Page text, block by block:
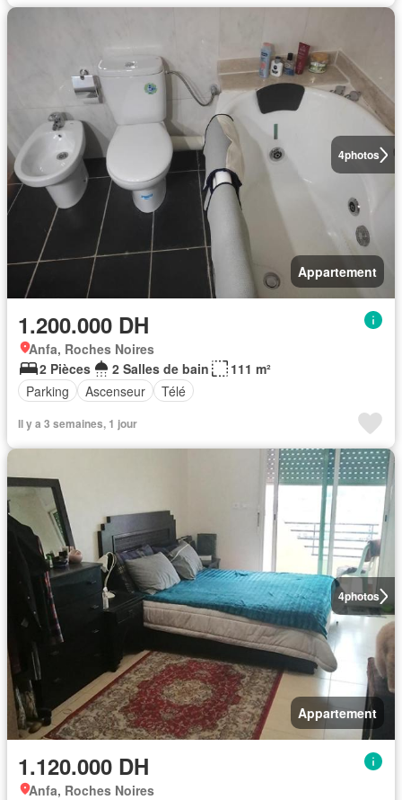
4photos
Appartement
1.200.000 DH
Anfa, Roches Noires
2 Pièces
2 Salles de bain
111 m²
Parking
Ascenseur Télé
Il y a 3 semaines, 1 jour
4photos
Appartement
1.120.000 DH
Anfa, Roches Noires